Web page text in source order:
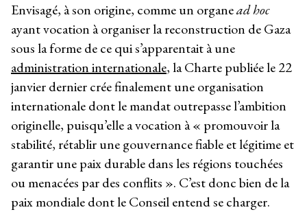
Envisagé, à son origine, comme un organead hoc
ayant vocation à organiser la reconstruction de Gaza
sous la forme de ce qui s’apparentait à une
administration internationale, la Charte publiée le 22
janvier dernier crée finalement une organisation
internationale dont le mandat outrepasse l’ambition
originelle, puisqu’elle a vocation à « promouvoir la
stabilité, rétablir une gouvernance fiable et légitime et
garantir une paix durable dans les régions touchées
ou menacées par des conflits ». C’est donc bien de la
paix mondiale dont le Conseil entend se charger.